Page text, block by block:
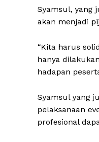
Syamsul, yang
akan menjadi
“Kita harus
hanya
hadapan
Syamsul yang
pelaksanaan
profesional